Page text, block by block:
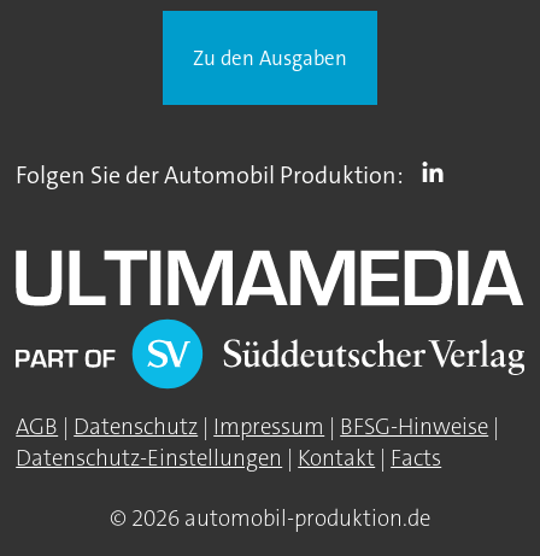
Zu den Ausgaben
Folgen Sie der Automobil Produktion:
AGB | Datenschutz | Impressum | BFSG-Hinweise |
Datenschutz-Einstellungen | Kontakt | Facts
© 2026 automobil-produktion.de